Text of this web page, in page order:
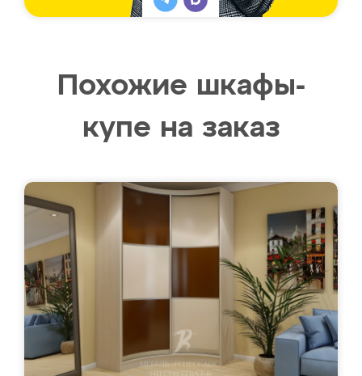
Похожие шкафы-
купе на заказ